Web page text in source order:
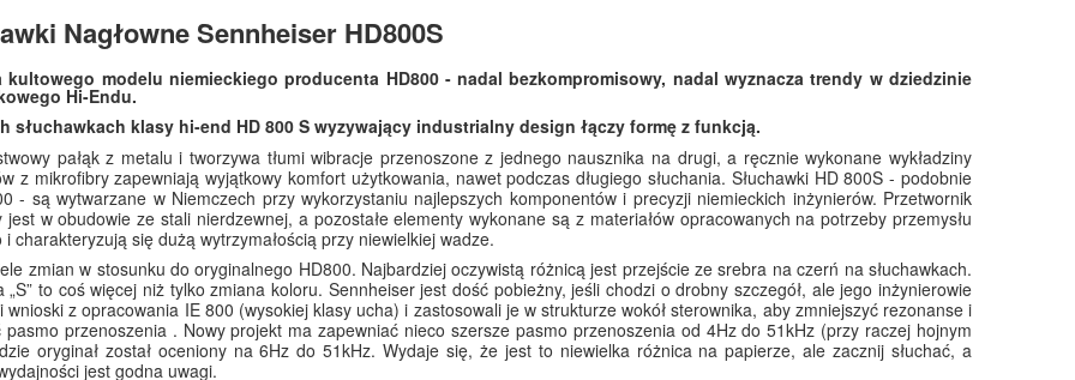
Nagłowne Sennheiser HD800S
kultowego modelu niemieckiego producenta HD800 - nadal bezkompromisowy, nadal wyznacza trendy w dziedzinie
Hi-Endu.
słuchawkach klasy hi-end HD 800 S wyzywający industrialny design łączy formę z funkcją.
pałąk z metalu i tworzywa tłumi wibracje przenoszone z jednego nausznika na drugi, a ręcznie wykonane wykładziny
z mikrofibry zapewniają wyjątkowy komfort użytkowania, nawet podczas długiego słuchania. Słuchawki HD 800S - podobnie
- są wytwarzane w Niemczech przy wykorzystaniu najlepszych komponentów i precyzji niemieckich inżynierów. Przetwornik
jest w obudowie ze stali nierdzewnej, a pozostałe elementy wykonane są z materiałów opracowanych na potrzeby przemysłu
i charakteryzują się dużą wytrzymałością przy niewielkiej wadze.
zmian w stosunku do oryginalnego HD800. Najbardziej oczywistą różnicą jest przejście ze srebra na czerń na słuchawkach.
„S” to coś więcej niż tylko zmiana koloru. Sennheiser jest dość pobieżny, jeśli chodzi o drobny szczegół, ale jego inżynierowie
wnioski z opracowania IE 800 (wysokiej klasy ucha) i zastosowali je w strukturze wokół sterownika, aby zmniejszyć rezonanse i
pasmo przenoszenia . Nowy projekt ma zapewniać nieco szersze pasmo przenoszenia od 4Hz do 51kHz (przy raczej hojnym
oryginał został oceniony na 6Hz do 51kHz. Wydaje się, że jest to niewielka różnica na papierze, ale zacznij słuchać, a
jest godna uwagi.